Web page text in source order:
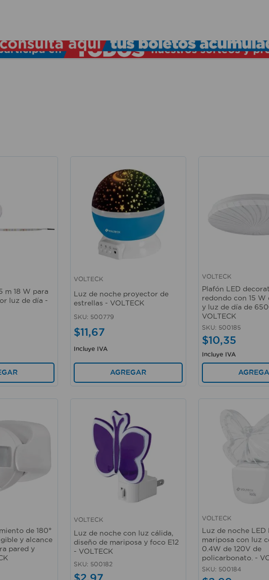
m 18 W para
luz de día -
Vista rápida
VOLTECK
Luz de noche proyector de
estrellas - VOLTECK
SKU: 500779
$11,67
Incluye IVA
AGREGAR
VOLTECK
Plafón LED
redondo con 15 W
y luz de día de
VOLTECK
SKU: 500185
$10,35
Incluye IVA
de 180°
y alcance
pared y
Vista rápida
VOLTECK
Luz de noche con luz cálida,
diseño de mariposa y foco E12
- VOLTECK
SKU: 500182
VOLTECK
Luz de noche LED
mariposa con luz
0.4W de 120V de
policarbonato. -
SKU: 500184
TÉRMINOS MÁS BUSCADOS
1
lamparas
aspiradora
fregadero
taladro